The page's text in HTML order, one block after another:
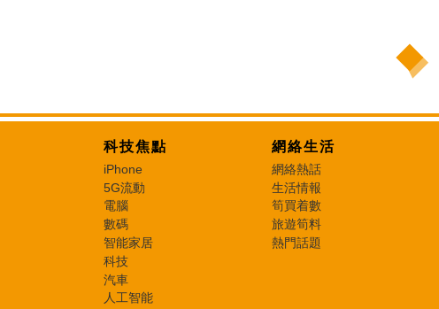
科技焦點
iPhone
5G流動
電腦
數碼
智能家居
科技
汽車
人工智能
網絡生活
網絡熱話
生活情報
筍買着數
旅遊筍料
熱門話題